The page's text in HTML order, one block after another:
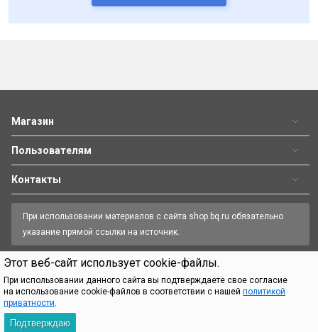
Этот веб-сайт использует cookie-файлы.
При использовании данного сайта вы подтверждаете свое согласие
на использование cookie-файлов в соответствии с нашей политикой
приватности.
Подтверждаю
Магазин
Пользователям
Контакты
При использовании материалов с сайта shop.bq.ru обязательно
указание прямой ссылки на источник.
8 (800) 500 32 90 Пн—Пт 09:00-18:00
© 2026Официальный интернет-магазин BQ.